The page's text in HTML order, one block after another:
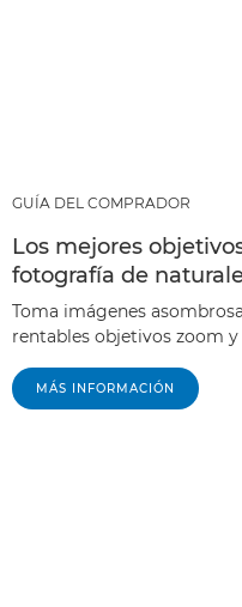
GUÍA DEL COMPRADOR
Los mejores
fotografía de
Toma imágenes
rentables objetivos zoom y
MÁS INFORMACIÓN